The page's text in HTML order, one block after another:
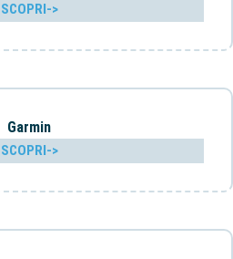
SCOPRI->
Garmin
SCOPRI->